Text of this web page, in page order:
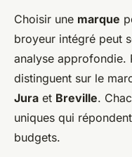
Choisir une marque
broyeur intégré peut
analyse approfondie.
distinguent sur le
Jura et Breville.
uniques qui
budgets.